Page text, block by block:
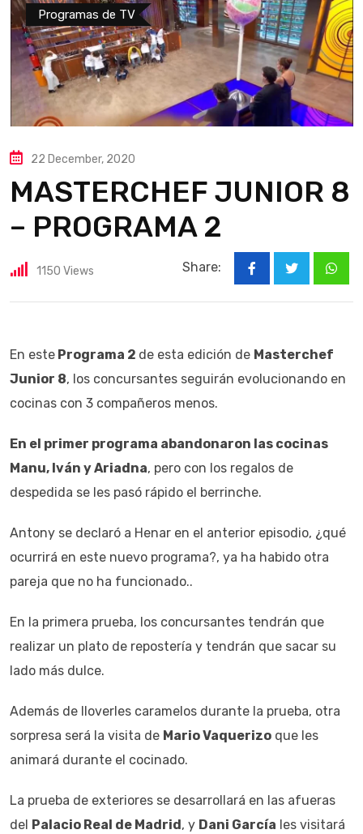
Programas de TV
22 December, 2020
MASTERCHEF JUNIOR 8
– PROGRAMA 2
1150 Views Share:
En este Programa 2 de esta edición de Masterchef
Junior 8, los concursantes seguirán evolucionando en
cocinas con 3 compañeros menos.
En el primer programa abandonaron las cocinas
Manu, Iván y Ariadna, pero con los regalos de
despedida se les pasó rápido el berrinche.
Antony se declaró a Henar en el anterior episodio, ¿qué
ocurrirá en este nuevo programa?, ya ha habido otra
pareja que no ha funcionado..
En la primera prueba, los concursantes tendrán que
realizar un plato de repostería y tendrán que sacar su
lado más dulce.
Además de lloverles caramelos durante la prueba, otra
sorpresa será la visita de Mario Vaquerizo que les
animará durante el cocinado.
La prueba de exteriores se desarrollará en las afueras
del Palacio Real de Madrid , y Dani García les visitará